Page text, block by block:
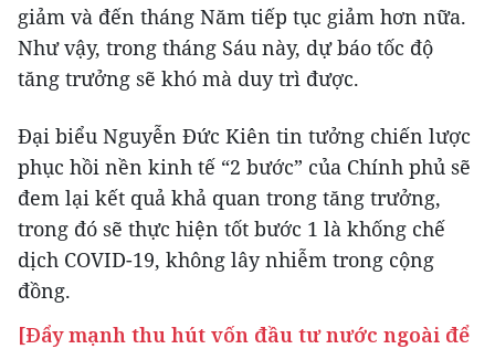
giảm và đến tháng Năm tiếp tục giảm hơn nữa.
Như vậy, trong tháng Sáu này, dự báo tốc độ
tăng trưởng sẽ khó mà duy trì được.
Đại biểu Nguyễn Đức Kiên tin tưởng chiến lược
phục hồi nền kinh tế “2 bước” của Chính phủ sẽ
đem lại kết quả khả quan trong tăng trưởng,
trong đó sẽ thực hiện tốt bước 1 là khống chế
dịch COVID-19, không lây nhiễm trong cộng
đồng.
[Đẩy mạnh thu hút vốn đầu tư nước ngoài để